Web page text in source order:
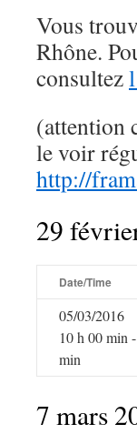
Vous
Rhône.
consultez
(attention
le voir
http://
29
Date/Time
05/03/2016
10 h 00 min
min
7 mars